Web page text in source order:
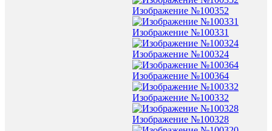
Изображение №100352
Изображение №100331
Изображение №100324
Изображение №100364
Изображение №100332
Изображение №100328